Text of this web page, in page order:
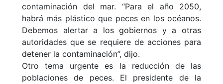
contaminación del mar. “Para el año 2050,
habrá más plástico que peces en los océanos.
Debemos alertar a los gobiernos y a otras
autoridades que se requiere de acciones para
detener la contaminación”, dijo.
Otro tema urgente es la reducción de las
poblaciones de peces. El presidente de la